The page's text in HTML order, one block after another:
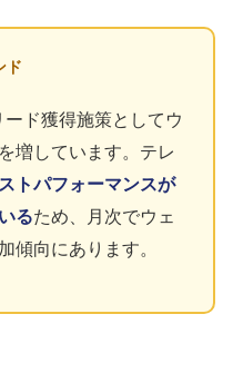
ド
ド獲得施策としてウ
増しています。テレ
トパフォーマンスが
るため、月次でウェ
傾向にあります。